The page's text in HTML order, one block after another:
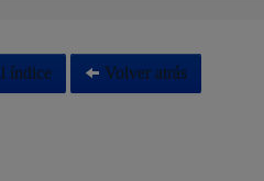
índice Volver atrás